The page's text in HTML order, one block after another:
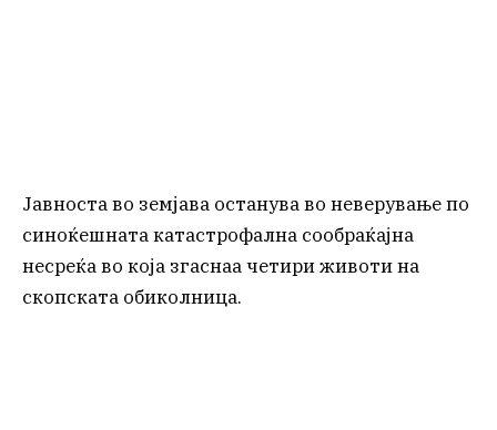
Јавноста во земјава останува во неверување по
синоќешната катастрофална сообраќајна
несреќа во која згаснаа четири животи на
скопската обиколница.